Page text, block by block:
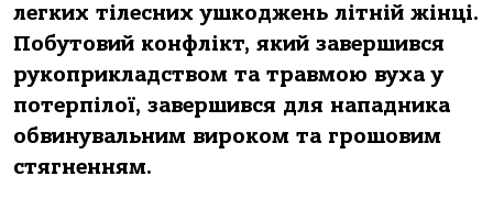
легких тілесних ушкоджень літній жінці.
Побутовий конфлікт, який завершився
рукоприкладством та травмою вуха у
потерпілої, завершився для нападника
обвинувальним вироком та грошовим
стягненням.